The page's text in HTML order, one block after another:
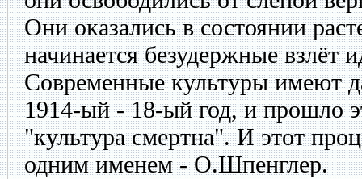
Они оказались в состоянии
начинается безудержные взлёт
Современные культуры имеют
1914-ый - 18-ый год, и прошло
"культура смертна". И этот
одним именем - О.Шпенглер.